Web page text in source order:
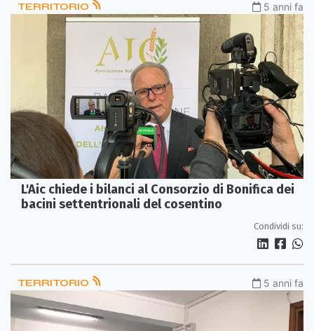
TERRITORIO 5 anni fa
L'Aic chiede i bilanci al Consorzio di Bonifica dei
bacini settentrionali del cosentino
Condividi su:
TERRITORIO 5 anni fa